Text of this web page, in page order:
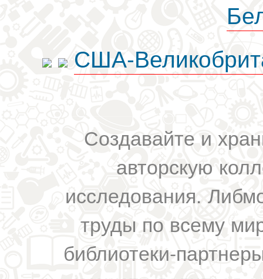
США-
Создавайте и
авторскую
исследования.
труды по всему
библиотеки-